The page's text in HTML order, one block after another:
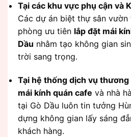
Tại các khu vực phụ cận và
Các dự án biệt thự sân vườn
phòng ưu tiên lắp đặt mái
Dầu nhằm tạo không gian
trời sang trọng.
Tại hệ thống dịch vụ thương
mái kính quán cafe và nhà
tại Gò Dầu luôn tin tưởng
dựng không gian lấy sáng
khách hàng.